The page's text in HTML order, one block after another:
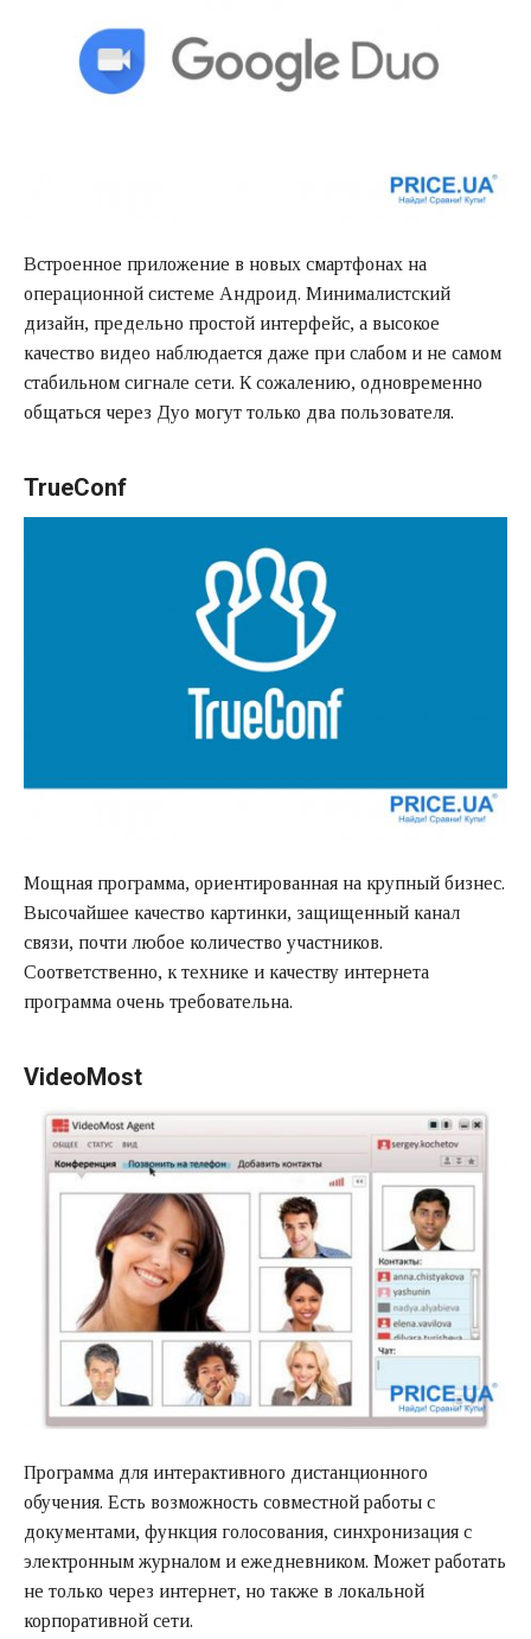
Встроенное приложение в новых смартфонах на
операционной системе Андроид. Минималистский
дизайн, предельно простой интерфейс, а высокое
качество видео наблюдается даже при слабом и не самом
стабильном сигнале сети. К сожалению, одновременно
общаться через Дуо могут только два пользователя.
TrueConf
Мощная программа, ориентированная на крупный бизнес.
Высочайшее качество картинки, защищенный канал
связи, почти любое количество участников.
Соответственно, к технике и качеству интернета
программа очень требовательна.
VideoMost
Программа для интерактивного дистанционного
обучения. Есть возможность совместной работы с
документами, функция голосования, синхронизация с
электронным журналом и ежедневником. Может работать
не только через интернет, но также в локальной
корпоративной сети.